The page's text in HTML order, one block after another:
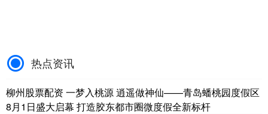
热点资讯
柳州股票配资 一梦入桃源 逍遥做神仙——青岛蟠桃园度假区
8月1日盛大启幕 打造胶东都市圈微度假全新标杆